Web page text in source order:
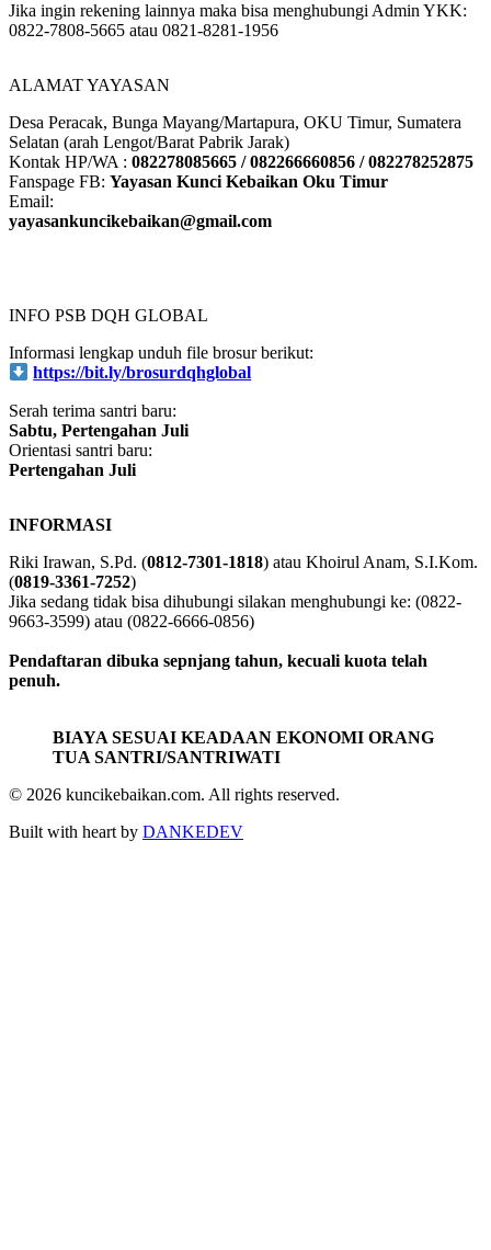
Jika ingin rekening lainnya maka bisa menghubungi Admin YKK:
0822-7808-5665 atau 0821-8281-1956
ALAMAT YAYASAN
Desa Peracak, Bunga Mayang/Martapura, OKU Timur, Sumatera
Selatan (arah Lengot/Barat Pabrik Jarak)
Kontak HP/WA : 082278085665 / 082266660856 / 082278252875
Fanspage FB: Yayasan Kunci Kebaikan Oku Timur
Email:
yayasankuncikebaikan@gmail.com
INFO PSB DQH GLOBAL
Informasi lengkap unduh file brosur berikut:
https://bit.ly/brosurdqhglobal
Serah terima santri baru:
Sabtu, Pertengahan Juli
Orientasi santri baru:
Pertengahan Juli
INFORMASI
Riki Irawan, S.Pd. (0812-7301-1818) atau Khoirul Anam, S.I.Kom.
(0819-3361-7252)
Jika sedang tidak bisa dihubungi silakan menghubungi ke: (0822-
9663-3599) atau (0822-6666-0856)
Pendaftaran dibuka sepnjang tahun, kecuali kuota telah
penuh.
BIAYA SESUAI KEADAAN EKONOMI ORANG
TUA SANTRI/SANTRIWATI
© 2026 kuncikebaikan.com. All rights reserved.
Built with heart by DANKEDEV